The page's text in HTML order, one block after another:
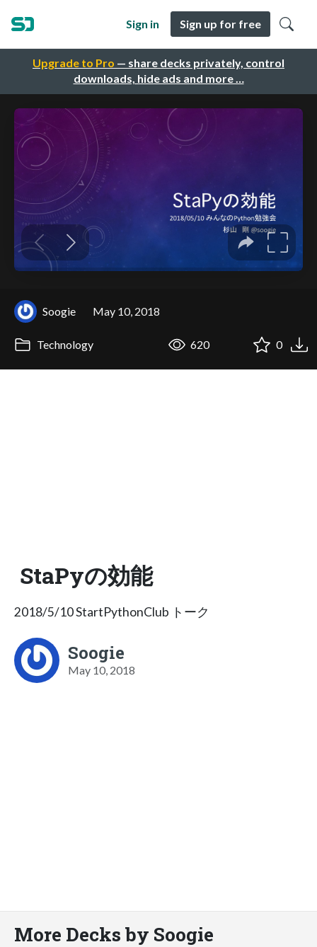
Upgrade to Pro — share decks privately, control
downloads, hide ads and more …
Sign in Sign up for free
Soogie May 10, 2018
Technology 620 0
StaPyの効能
2018/5/10 StartPythonClub トーク
Soogie
May 10, 2018
More Decks by Soogie